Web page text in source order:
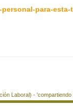
para-esta-
Laboral) -